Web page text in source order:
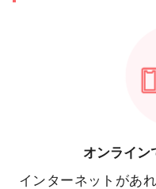
オンライン
インターネットがあ